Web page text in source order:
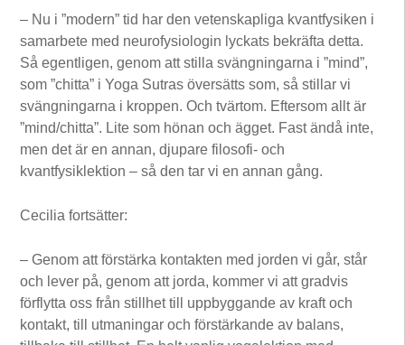
– Nu i ”modern” tid har den vetenskapliga kvantfysiken i
samarbete med neurofysiologin lyckats bekräfta detta.
Så egentligen, genom att stilla svängningarna i ”mind”,
som ”chitta” i Yoga Sutras översätts som, så stillar vi
svängningarna i kroppen. Och tvärtom. Eftersom allt är
”mind/chitta”. Lite som hönan och ägget. Fast ändå inte,
men det är en annan, djupare filosofi- och
kvantfysiklektion – så den tar vi en annan gång.
Cecilia fortsätter:
– Genom att förstärka kontakten med jorden vi går, står
och lever på, genom att jorda, kommer vi att gradvis
förflytta oss från stillhet till uppbyggande av kraft och
kontakt, till utmaningar och förstärkande av balans,